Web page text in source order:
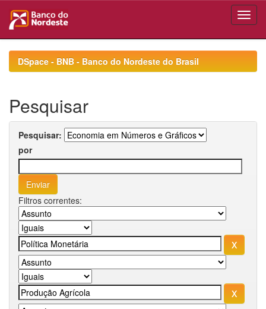
navigationDSpace - BNB - Banco do Nordeste do Brasil
Pesquisar
Pesquisar:
por
Filtros correntes: